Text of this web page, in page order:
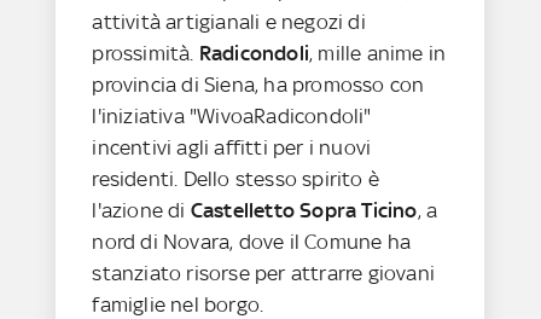
attività artigianali e negozi di
prossimità. Radicondoli, mille anime in
provincia di Siena, ha promosso con
l'iniziativa "WivoaRadicondoli"
incentivi agli affitti per i nuovi
residenti. Dello stesso spirito è
l'azione di Castelletto Sopra Ticino, a
nord di Novara, dove il Comune ha
stanziato risorse per attrarre giovani
famiglie nel borgo.